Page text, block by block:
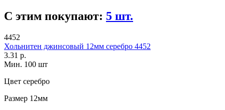
С этим покупают: 5 шт.
4452
Хольнитен джинсовый 12мм серебро 4452
3.31 р.
Мин. 100 шт
Цвет серебро
Размер 12мм